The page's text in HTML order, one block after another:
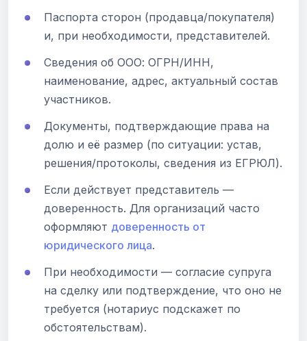
Паспорта сторон (продавца/покупателя)
и, при необходимости, представителей.
Сведения об ООО: ОГРН/ИНН,
наименование, адрес, актуальный состав
участников.
Документы, подтверждающие права на
долю и её размер (по ситуации: устав,
решения/протоколы, сведения из ЕГРЮЛ).
Если действует представитель —
доверенность. Для организаций часто
оформляют доверенность от
юридического лица.
При необходимости — согласие супруга
на сделку или подтверждение, что оно не
требуется (нотариус подскажет по
обстоятельствам).